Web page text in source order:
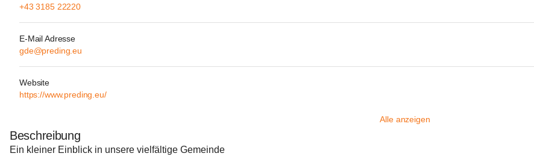
+43 3185 22220
E-Mail Adresse
gde@preding.eu
Website
https://www.preding.eu/
Alle anzeigen
Beschreibung
Ein kleiner Einblick in unsere vielfältige Gemeinde